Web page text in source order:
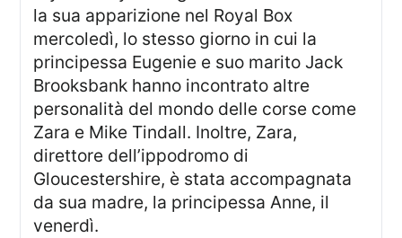
la sua apparizione nel Royal Box
mercoledì, lo stesso giorno in cui la
principessa Eugenie e suo marito Jack
Brooksbank hanno incontrato altre
personalità del mondo delle corse come
Zara e Mike Tindall. Inoltre, Zara,
direttore dell’ippodromo di
Gloucestershire, è stata accompagnata
da sua madre, la principessa Anne, il
venerdì.